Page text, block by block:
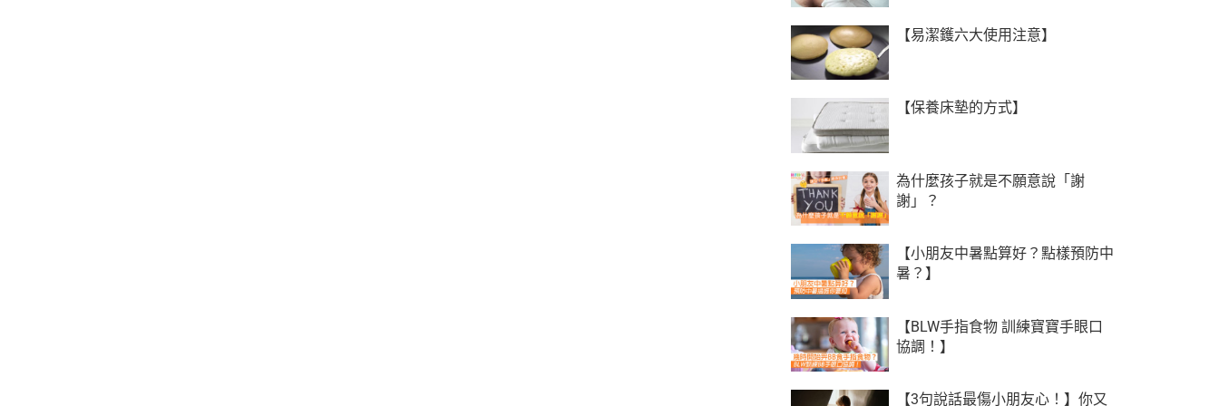
【易潔鑊六大使用注意】
【保養床墊的方式】
為什麼孩子就是不願意說「謝
謝」？
【小朋友中暑點算好？點樣預防中
暑？】
【BLW手指食物 訓練寶寶手眼口
協調！】
【3句說話最傷小朋友心！】你又